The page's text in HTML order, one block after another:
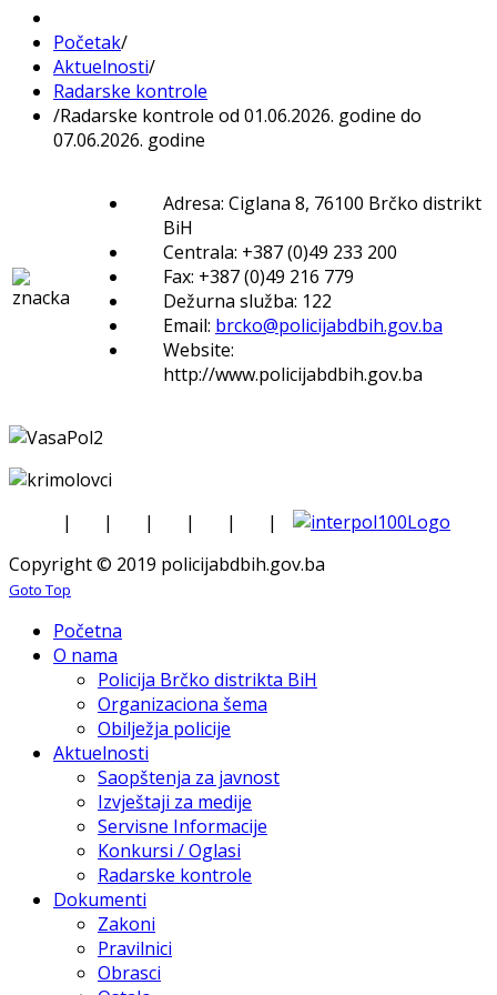
Početak/
Aktuelnosti/
Radarske kontrole
/Radarske kontrole od 01.06.2026. godine do
07.06.2026. godine
Adresa: Ciglana 8, 76100 Brčko distrikt
BiH
Centrala: +387 (0)49 233 200
Fax: +387 (0)49 216 779
Dežurna služba: 122
Email: brcko@policijabdbih.gov.ba
Website:
http://www.policijabdbih.gov.ba
| | | | |
|
Copyright © 2019 policijabdbih.gov.ba
Goto Top
Početna
O nama
Policija Brčko distrikta BiH
Organizaciona šema
Obilježja policije
Aktuelnosti
Saopštenja za javnost
Izvještaji za medije
Servisne Informacije
Konkursi / Oglasi
Radarske kontrole
Dokumenti
Zakoni
Pravilnici
Obrasci